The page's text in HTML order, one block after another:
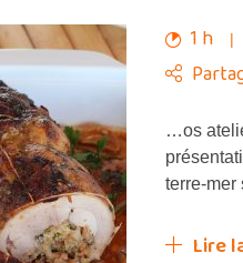
1 h
…os
terre-
Lire